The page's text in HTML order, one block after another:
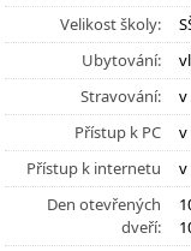
Velikost školy:
Ubytování:
Stravování:
v
Přístup k PC
v
Přístup k internetu
v
Den otevřených
dveří: